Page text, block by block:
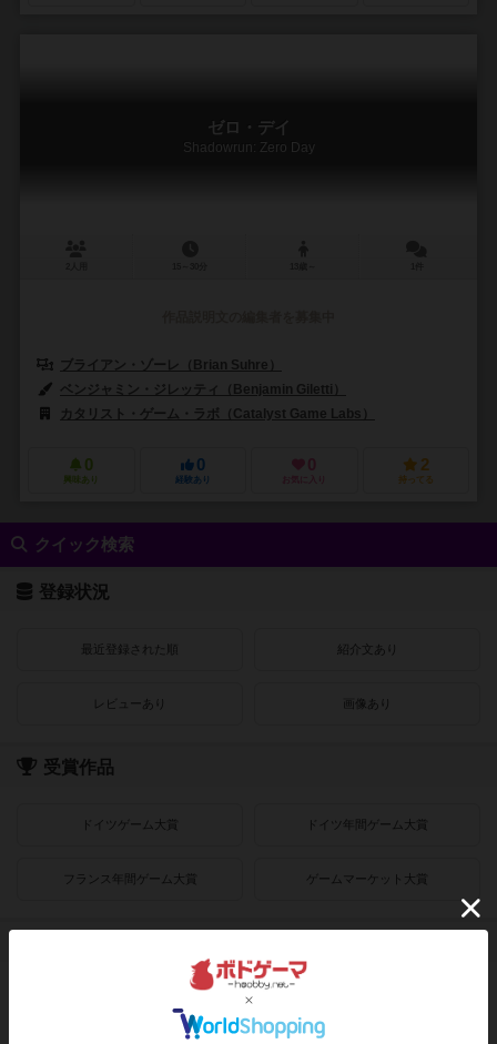
ゼロ・デイ
Shadowrun: Zero Day
ブライアン・ゾーレ（Brian Suhre）
ベンジャミン・ジレッティ（Benjamin Giletti）
カタリスト・ゲーム・ラボ（Catalyst Game Labs）
0
興味あり
0
経験あり
0
お気に入り
2
持ってる
クイック検索
登録状況
最近登録された順 紹介文あり
レビューあり 画像あり
受賞作品
ドイツゲーム大賞 ドイツ年間ゲーム大賞
フランス年間ゲーム大賞 ゲームマーケット大賞